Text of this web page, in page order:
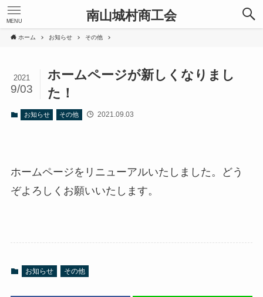
南山城村商工会
MENU
ホーム お知らせ その他
ホームページが新しくなりまし
た！
2021
9/03
お知らせ その他 2021.09.03
ホームページをリニューアルいたしました。どう
ぞよろしくお願いいたします。
お知らせ その他